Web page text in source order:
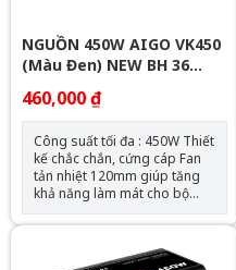
NGUỒN 450W AIGO VK450
(Màu Đen) NEW BH 36
460,000 ₫
Công suất tối đa : 450W Thiết
kế chắc chắn, cứng cáp Fan
tản nhiệt 120mm giúp tăng
khả năng làm mát cho bộ
nguồn Phù hợp: Cấu hình phổ
thông, văn phòng